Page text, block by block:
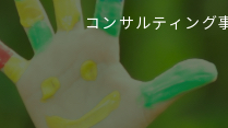
コンサルティング